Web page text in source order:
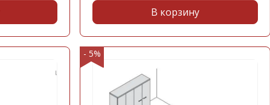
В корзину
- 5%